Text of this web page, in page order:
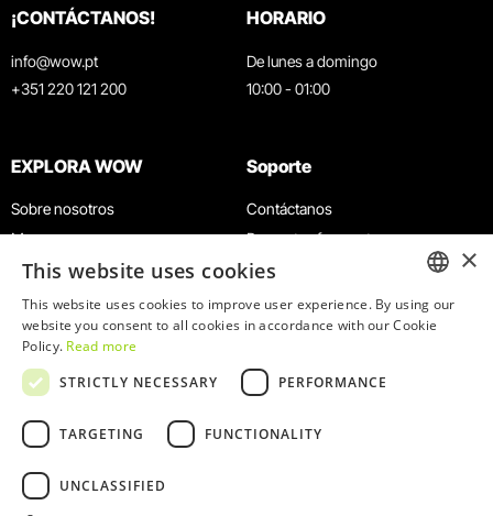
¡CONTÁCTANOS!
info@wow.pt
+351 220 121 200
HORARIO
De lunes a domingo
10:00 - 01:00
EXPLORA WOW
Sobre nosotros
Museos
Agenda
Noticias
Restaurantes
Tarjeta WOW
Grupos y eventos
Servicio educativo
Soporte
Contáctanos
Preguntas frecuentes
Términos y condiciones
Política de privacidad y cookies
Trabaja con nosotros
Libro de reclamaciones
ENGLISH
×
This website uses cookies
This website uses cookies to improve user experience. By using our
website you consent to all cookies in accordance with our Cookie
Policy. Read more
STRICTLY NECESSARY
PERFORMANCE
TARGETING FUNCTIONALITY
UNCLASSIFIED